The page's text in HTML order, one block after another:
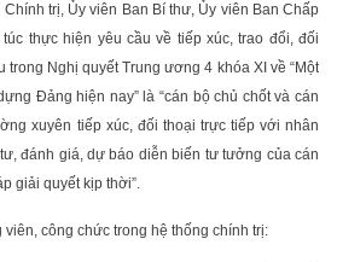
trị, Ủy viên Ban Bí thư, Ủy viên Ban Chấp
túc thực hiện yêu cầu về tiếp xúc, trao đổi, đối
Nghị quyết Trung ương 4 khóa XI về “Một
Đảng hiện nay” là “cán bộ chủ chốt và cán
xuyên tiếp xúc, đối thoại trực tiếp với nhân
đánh giá, dự báo diễn biến tư tưởng của cán
giải quyết kịp thời”.
công chức trong hệ thống chính trị: